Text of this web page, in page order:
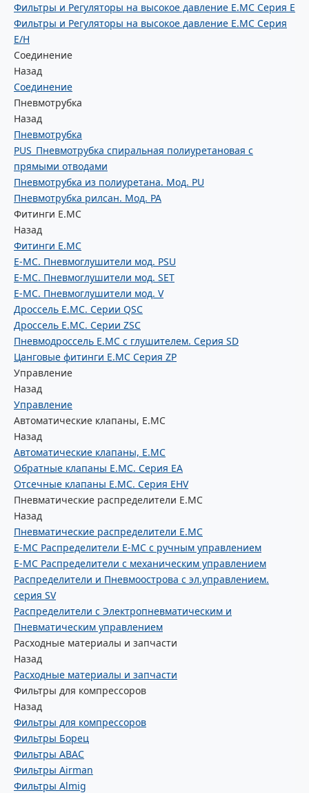
Фильтры и Регуляторы на высокое давление E.MC Серия E
Фильтры и Регуляторы на высокое давление E.MC Серия
E/H
Соединение
Назад
Соединение
Пневмотрубка
Назад
Пневмотрубка
PUS_Пневмотрубка спиральная полиуретановая с
прямыми отводами
Пневмотрубка из полиуретана. Мод. РU
Пневмотрубка рилсан. Мод. PA
Фитинги E.MC
Назад
Фитинги E.MC
E-MC. Пневмоглушители мод. PSU
E-MC. Пневмоглушители мод. SET
E-MC. Пневмоглушители мод. V
Дроссель E.MC. Серии QSC
Дроссель E.MC. Серии ZSC
Пневмодроссель E.MC с глушителем. Серия SD
Цанговые фитинги E.MC Серия ZP
Управление
Назад
Управление
Автоматические клапаны, Е.МС
Назад
Автоматические клапаны, Е.МС
Обратные клапаны E.MC. Серия EA
Отсечные клапаны E.MC. Серия EHV
Пневматические распределители E.MC
Назад
Пневматические распределители E.MC
E-MC Распределители E-MC с ручным управлением
E-MC Распределители с механическим управлением
Распределители и Пневмоострова с эл.управлением.
серия SV
Распределители с Электропневматическим и
Пневматическим управлением
Расходные материалы и запчасти
Назад
Расходные материалы и запчасти
Фильтры для компрессоров
Назад
Фильтры для компрессоров
Фильтры Борец
Фильтры ABAC
Фильтры Airman
Фильтры Almig